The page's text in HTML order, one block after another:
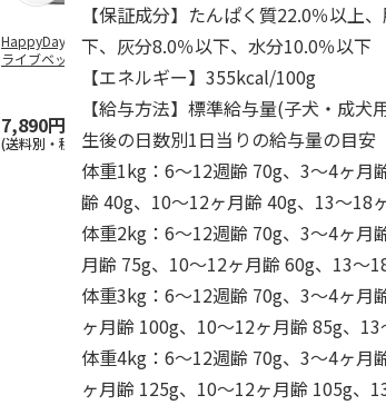
HappyDays 2wayド
ライブベッド グレ
7,890円
(送料別・税込)
獣医師開発 ニオイ
をとる砂専用 猫ト
イレ ナチュラルグ
1,550円
(送料別・税込)
デオトイレ 飛び
らない消臭・抗
ンド 4L
1,320円
(送料別・税込)
【保証成分】たんぱく質22.0％以上
下、灰分8.0％以下、水分10.0％以下
【エネルギー】355kcal/100g
【給与方法】標準給与量(子犬・成犬
生後の日数別1日当りの給与量の目安
体重1kg：6～12週齢 70g、3～4ヶ月
齢 40g、10～12ヶ月齢 40g、13～18
体重2kg：6～12週齢 70g、3～4ヶ月
月齢 75g、10～12ヶ月齢 60g、13～
体重3kg：6～12週齢 70g、3～4ヶ月
ヶ月齢 100g、10～12ヶ月齢 85g、
体重4kg：6～12週齢 70g、3～4ヶ月
ヶ月齢 125g、10～12ヶ月齢 105g、